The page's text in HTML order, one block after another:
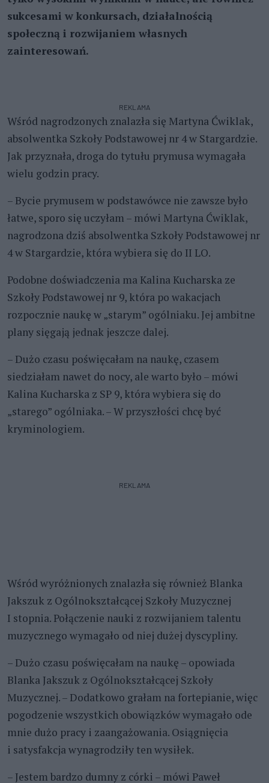
sukcesami w konkursach, działalnością
społeczną i rozwijaniem własnych
zainteresowań.
REKLAMA
Wśród nagrodzonych znalazła się Martyna Ćwiklak,
absolwentka Szkoły Podstawowej nr 4 w Stargardzie.
Jak przyznała, droga do tytułu prymusa wymagała
wielu godzin pracy.
– Bycie prymusem w podstawówce nie zawsze było
łatwe, sporo się uczyłam – mówi Martyna Ćwiklak,
nagrodzona dziś absolwentka Szkoły Podstawowej nr
4 w Stargardzie, która wybiera się do II LO.
Podobne doświadczenia ma Kalina Kucharska ze
Szkoły Podstawowej nr 9, która po wakacjach
rozpocznie naukę w „starym” ogólniaku. Jej ambitne
plany sięgają jednak jeszcze dalej.
– Dużo czasu poświęcałam na naukę, czasem
siedziałam nawet do nocy, ale warto było – mówi
Kalina Kucharska z SP 9, która wybiera się do
„starego” ogólniaka. – W przyszłości chcę być
kryminologiem.
REKLAMA
Wśród wyróżnionych znalazła się również Blanka
Jakszuk z Ogólnokształcącej Szkoły Muzycznej
I stopnia. Połączenie nauki z rozwijaniem talentu
muzycznego wymagało od niej dużej dyscypliny.
– Dużo czasu poświęcałam na naukę – opowiada
Blanka Jakszuk z Ogólnokształcącej Szkoły
Muzycznej. – Dodatkowo grałam na fortepianie, więc
pogodzenie wszystkich obowiązków wymagało ode
mnie dużo pracy i zaangażowania. Osiągnięcia
i satysfakcja wynagrodziły ten wysiłek.
– Jestem bardzo dumny z córki – mówi Paweł